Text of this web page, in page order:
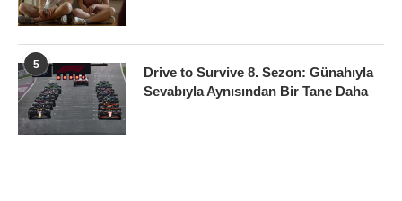
5
Drive to Survive 8. Sezon: Günahıyla
Sevabıyla Aynısından Bir Tane Daha